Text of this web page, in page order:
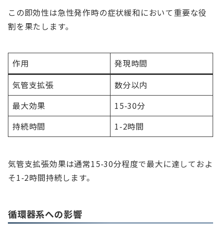
この即効性は急性発作時の症状緩和において重要な役
割を果たします。
作用
発現時間
気管支拡張
数分以内
最大効果
15-30分
持続時間
1-2時間
気管支拡張効果は通常15-30分程度で最大に達しておよ
そ1-2時間持続します。
循環器系への影響